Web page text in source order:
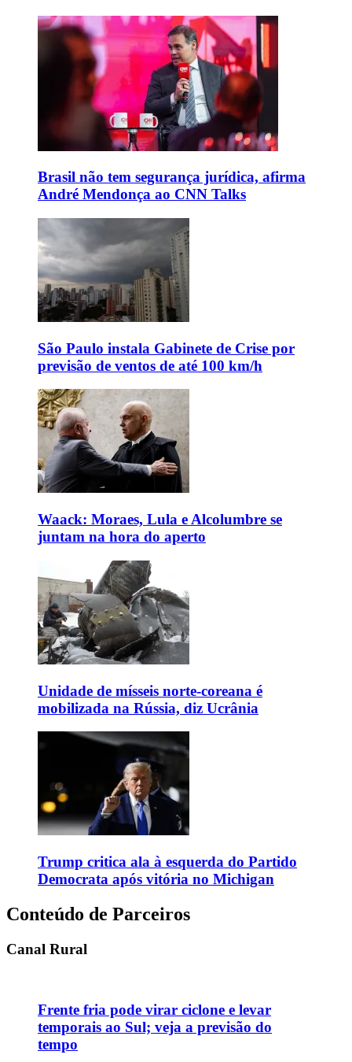
Brasil não tem segurança jurídica, afirma
André Mendonça ao CNN Talks
São Paulo instala Gabinete de Crise por
previsão de ventos de até 100 km/h
Waack: Moraes, Lula e Alcolumbre se
juntam na hora do aperto
Unidade de mísseis norte-coreana é
mobilizada na Rússia, diz Ucrânia
Trump critica ala à esquerda do Partido
Democrata após vitória no Michigan
Conteúdo de Parceiros
Canal Rural
Frente fria pode virar ciclone e levar
temporais ao Sul; veja a previsão do
tempo